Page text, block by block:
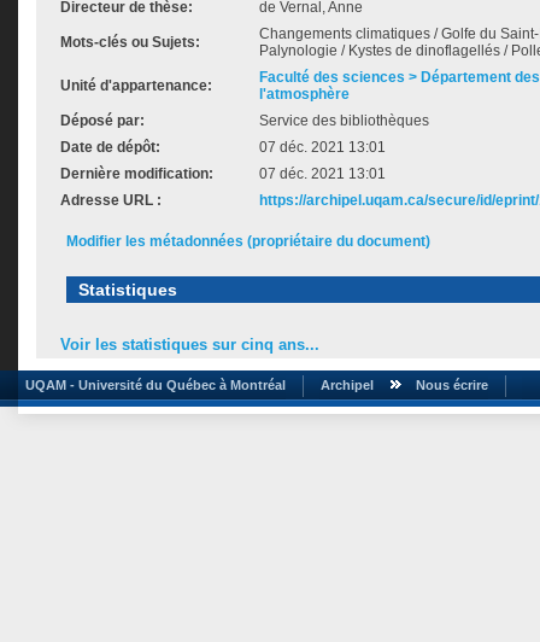
Directeur de thèse: de Vernal, Anne
Mots-clés ou Sujets:
Changements climatiques / Golfe du
Palynologie / Kystes de dinoflagellés /
Unité d'appartenance:
Faculté des sciences > Département
l'atmosphère
Déposé par:
Service des bibliothèques
Date de dépôt:
07 déc. 2021 13:01
Dernière modification:
07 déc. 2021 13:01
Adresse URL :
https://archipel.uqam.ca/secure/id/
Modifier les métadonnées (propriétaire du document)
Statistiques
Voir les statistiques sur cinq ans...
UQAM - Université du Québec à Montréal Archipel Nous écrire